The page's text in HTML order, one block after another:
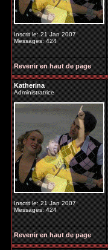
Inscrit le: 21 Jan 2007
Messages: 424
Revenir en haut de page
Katherina
Administratrice
Inscrit le: 21 Jan 2007
Messages: 424
Revenir en haut de page